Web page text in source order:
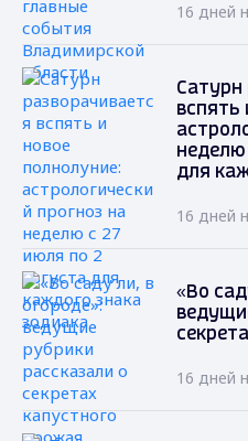
16 дней
Сатурн
вспять
неделю
для
16 дней
«Во
16 дней